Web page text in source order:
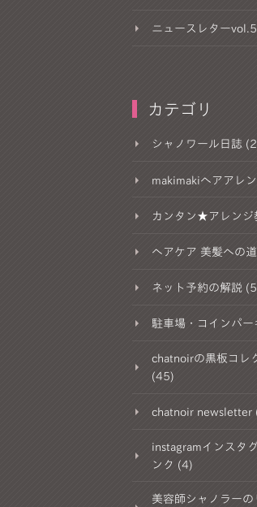
ニュースレター
カテゴリ
シャノワール日誌
makimakiヘアアレ
カンタン★アレンジ
ヘアケア 美髪への
ネット予約の解説
駐車場・コインパ
chatnoirの黒板コレ
(45)
chatnoir newsletter
instagramインスタ
ンク (4)
美容師シャノラーの